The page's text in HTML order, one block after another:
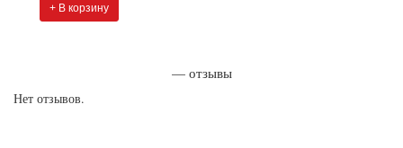
+ В корзину
— отзывы
Нет отзывов.